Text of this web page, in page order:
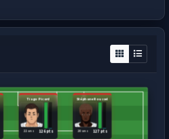
Tiago Picard
126 pts
22 ans
Stéphane Roussel
127 pts
20 ans